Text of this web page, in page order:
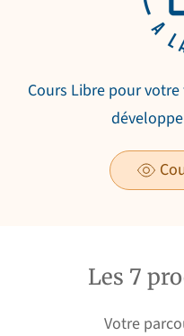
Cours Libre pour
Les 7
Votre